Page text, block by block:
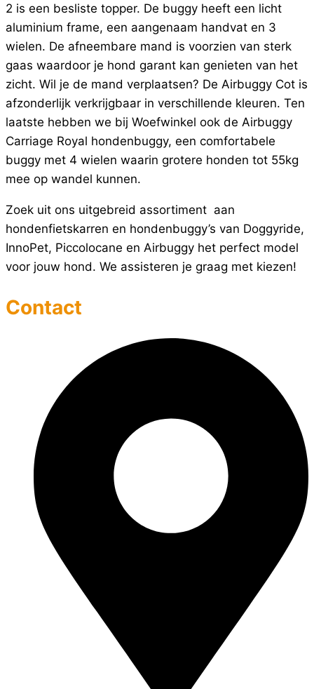
2 is een besliste topper. De buggy heeft een licht
aluminium frame, een aangenaam handvat en 3
wielen. De afneembare mand is voorzien van sterk
gaas waardoor je hond garant kan genieten van het
zicht. Wil je de mand verplaatsen? De Airbuggy Cot is
afzonderlijk verkrijgbaar in verschillende kleuren. Ten
laatste hebben we bij Woefwinkel ook de Airbuggy
Carriage Royal hondenbuggy, een comfortabele
buggy met 4 wielen waarin grotere honden tot 55kg
mee op wandel kunnen.
Zoek uit ons uitgebreid assortiment aan
hondenfietskarren en hondenbuggy’s van Doggyride,
InnoPet, Piccolocane en Airbuggy het perfect model
voor jouw hond. We assisteren je graag met kiezen!
Contact